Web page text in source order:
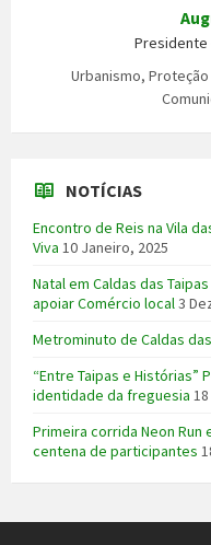
Presidente
Urbanismo,
NOTÍCIAS
Encontro de Reis na Vila
Viva 10 Janeiro, 2025
Natal em Caldas das
apoiar Comércio local3
Metrominuto de Caldas
“Entre Taipas e Histórias”
identidade da freguesia
Primeira corrida Neon Run
centena de participantes